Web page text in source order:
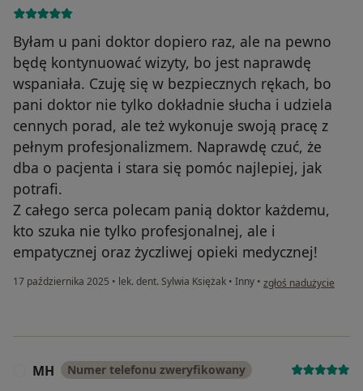
Byłam u pani doktor dopiero raz, ale na pewno
będę kontynuować wizyty, bo jest naprawdę
wspaniała. Czuję się w bezpiecznych rękach, bo
pani doktor nie tylko dokładnie słucha i udziela
cennych porad, ale też wykonuje swoją pracę z
pełnym profesjonalizmem. Naprawdę czuć, że
dba o pacjenta i stara się pomóc najlepiej, jak
potrafi.
Z całego serca polecam panią doktor każdemu,
kto szuka nie tylko profesjonalnej, ale i
empatycznej oraz życzliwej opieki medycznej!
17 października 2025 • lek. dent. Sylwia Księżak • Inny • w opinii użytkownika
zgłoś nadużycie
MH Numer telefonu zweryfikowany